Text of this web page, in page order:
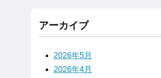
アーカイブ
2026年5月
2026年4月